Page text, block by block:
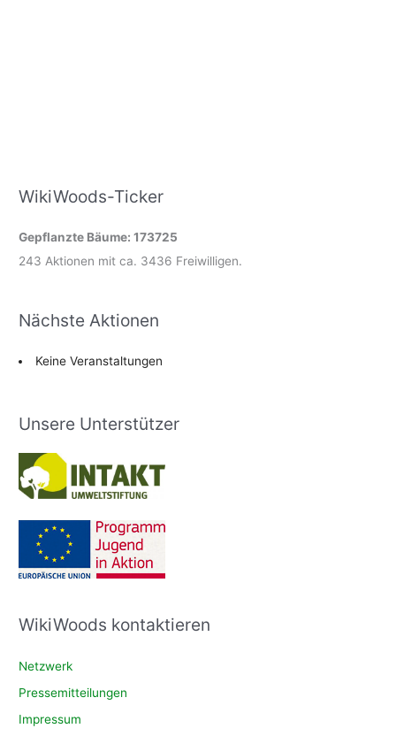
WikiWoods-Ticker
Gepflanzte Bäume: 173725
243 Aktionen mit ca. 3436 Freiwilligen.
Nächste Aktionen
Keine Veranstaltungen
Unsere Unterstützer
WikiWoods kontaktieren
Netzwerk
Pressemitteilungen
Impressum